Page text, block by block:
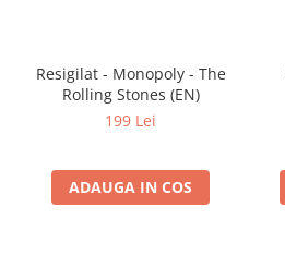
Resigilat - Monopoly - The
Rolling Stones (EN)
199 Lei
ADAUGA IN COS